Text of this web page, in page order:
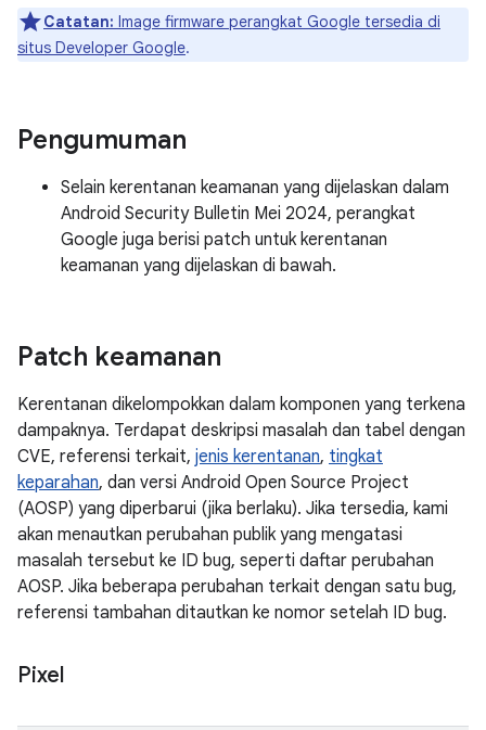
Catatan: Image firmware perangkat Google tersedia di
situs Developer Google.
Pengumuman
Selain kerentanan keamanan yang dijelaskan dalam
Android Security Bulletin Mei 2024, perangkat
Google juga berisi patch untuk kerentanan
keamanan yang dijelaskan di bawah.
Patch keamanan
Kerentanan dikelompokkan dalam komponen yang terkena
dampaknya. Terdapat deskripsi masalah dan tabel dengan
CVE, referensi terkait, jenis kerentanan, tingkat
keparahan, dan versi Android Open Source Project
(AOSP) yang diperbarui (jika berlaku). Jika tersedia, kami
akan menautkan perubahan publik yang mengatasi
masalah tersebut ke ID bug, seperti daftar perubahan
AOSP. Jika beberapa perubahan terkait dengan satu bug,
referensi tambahan ditautkan ke nomor setelah ID bug.
Pixel